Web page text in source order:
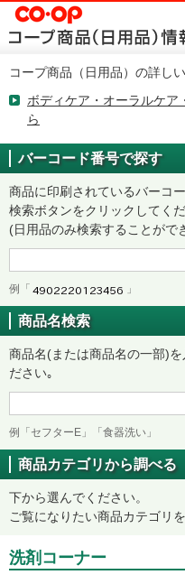
コープ商品（日用品）の詳し
ボディケア・オーラルケア
ら
バーコード番号で探す
商品に印刷されているバーコ
検索ボタンをクリックしてく
(日用品のみ検索することがで
例「 」
商品名検索
商品名(または商品名の一部)
ださい｡
例「セフターE」「食器洗い」
商品カテゴリから調べる
下から選んでください。
ご覧になりたい商品カテゴリ
洗剤コーナー